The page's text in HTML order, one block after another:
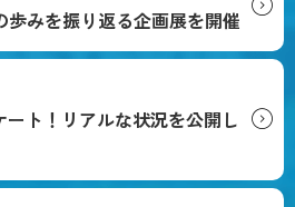
歩みを振り返る企画展を開催
ト！リアルな状況を公開し